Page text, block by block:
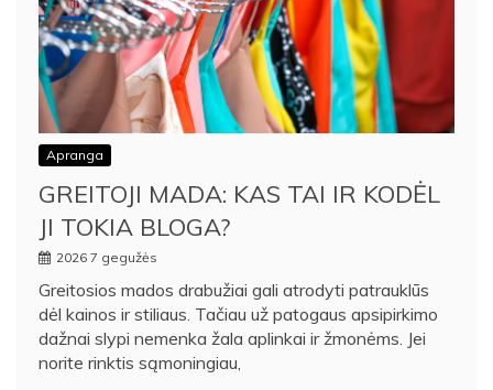
Apranga
GREITOJI MADA: KAS TAI IR KODĖL
JI TOKIA BLOGA?
2026 7 gegužės
Greitosios mados drabužiai gali atrodyti patrauklūs
dėl kainos ir stiliaus. Tačiau už patogaus apsipirkimo
dažnai slypi nemenka žala aplinkai ir žmonėms. Jei
norite rinktis sąmoningiau,